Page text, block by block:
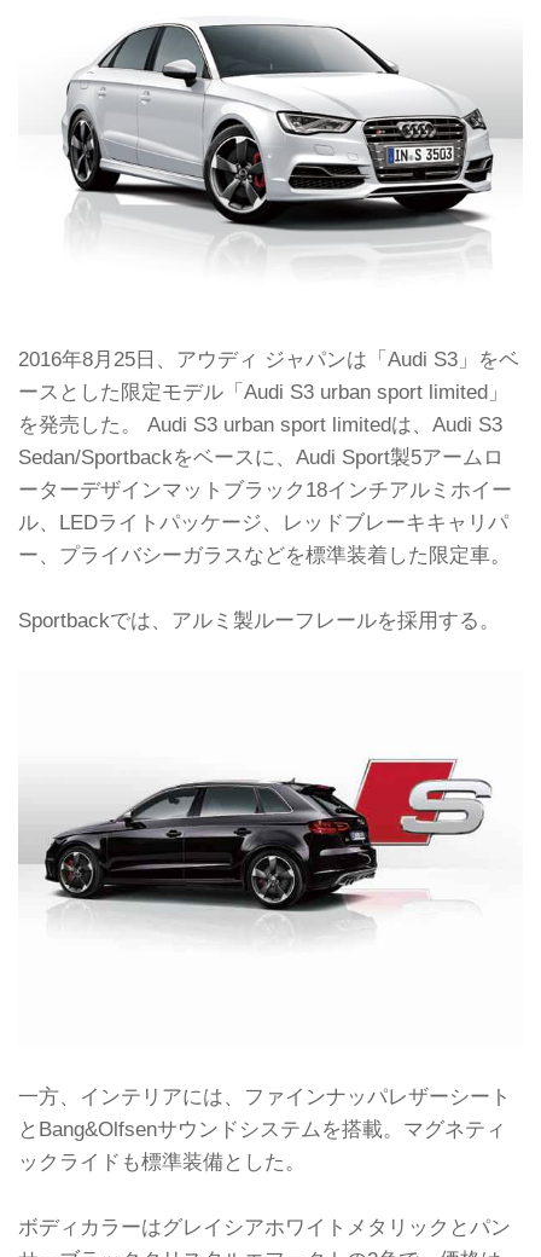
2016年8月25日、アウディ ジャパンは「Audi S3」をベ
ースとした限定モデル「Audi S3 urban sport limited」
を発売した。 Audi S3 urban sport limitedは、Audi S3
Sedan/Sportbackをベースに、Audi Sport製5アームロ
ーターデザインマットブラック18インチアルミホイー
ル、LEDライトパッケージ、レッドブレーキキャリパ
ー、プライバシーガラスなどを標準装着した限定車。
Sportbackでは、アルミ製ルーフレールを採用する。
一方、インテリアには、ファインナッパレザーシート
とBang&Olfsenサウンドシステムを搭載。マグネティ
ックライドも標準装備とした。
ボディカラーはグレイシアホワイトメタリックとパン